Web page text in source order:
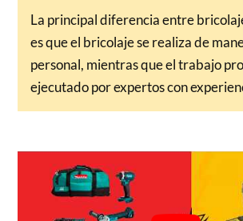
La principal diferencia entre
es que el bricolaje se realiza de
personal, mientras que el trabajo
ejecutado por expertos con